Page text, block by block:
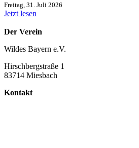
Freitag, 31. Juli 2026
Jetzt lesen
Der Verein
Wildes Bayern e.V.
Hirschbergstraße 1
83714 Miesbach
Kontakt